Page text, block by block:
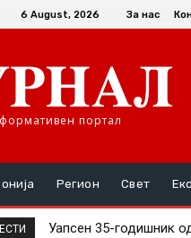
6 August, 2026 За нас
портал
Регион Свет
Уапсен 35-годишник од
Тешко повреден 16-